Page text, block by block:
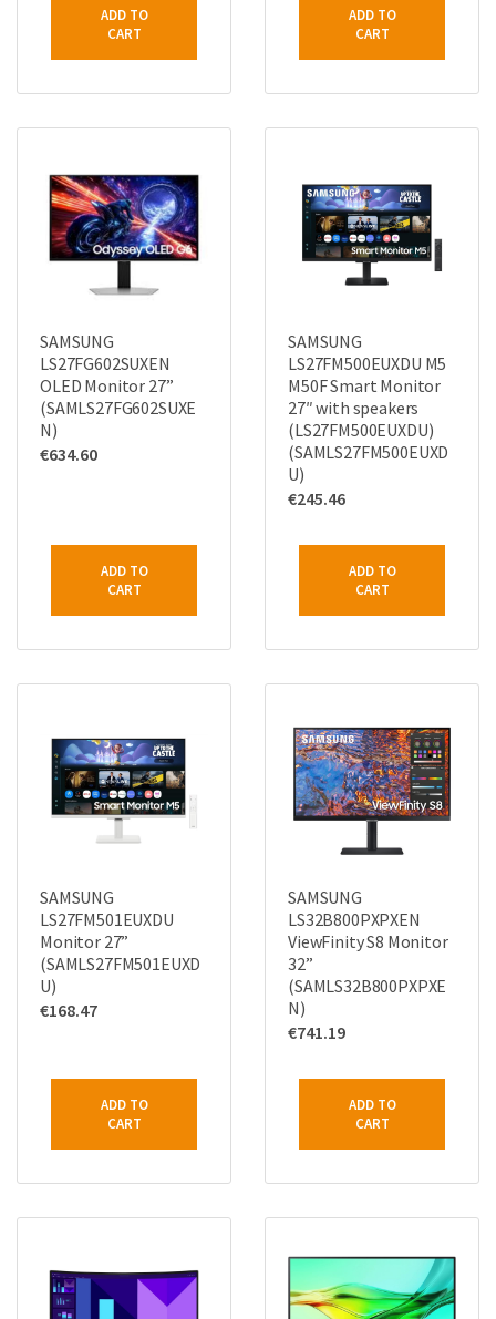
ADD TO
CART
ADD TO
CART
SAMSUNG
LS27FG602SUXEN
OLED Monitor 27”
(SAMLS27FG602SUXE
N)
€634.60
ADD TO
CART
SAMSUNG
LS27FM500EUXDU Μ5
M50F Smart Monitor
27″ with speakers
(LS27FM500EUXDU)
(SAMLS27FM500EUXD
U)
€245.46
ADD TO
CART
SAMSUNG
LS27FM501EUXDU
Monitor 27”
(SAMLS27FM501EUXD
U)
€168.47
ADD TO
CART
SAMSUNG
LS32B800PXPXEN
ViewFinity S8 Monitor
32”
(SAMLS32B800PXPXE
N)
€741.19
ADD TO
CART